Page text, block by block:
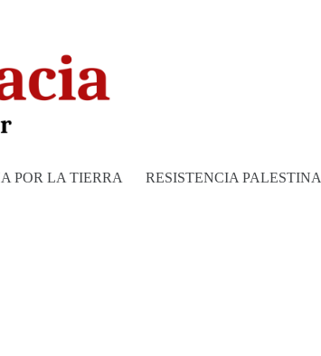
POR LA TIERRA RESISTENCIA PALESTINA